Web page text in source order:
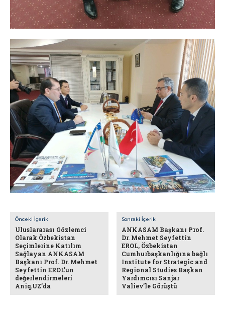
Önceki İçerik
Uluslararası Gözlemci
Olarak Özbekistan
Seçimlerine Katılım
Sağlayan ANKASAM
Başkanı Prof. Dr. Mehmet
Seyfettin EROL’un
değerlendirmeleri
Aniq.UZ’da
Sonraki İçerik
ANKASAM Başkanı Prof.
Dr. Mehmet Seyfettin
EROL, Özbekistan
Cumhurbaşkanlığına bağlı
Institute for Strategic and
Regional Studies Başkan
Yardımcısı Sanjar
Valiev’le Görüştü